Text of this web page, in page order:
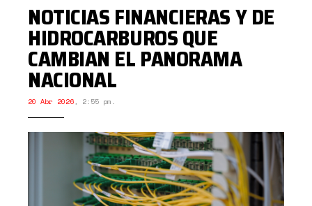
NOTICIAS FINANCIERAS Y DE
HIDROCARBUROS QUE
CAMBIAN EL PANORAMA
NACIONAL
20 Abr 2026, 2:55 pm.